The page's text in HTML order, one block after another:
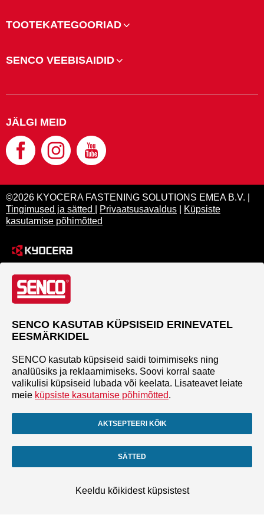
TOOTEKATEGOORIAD
SENCO VEEBISAIDID
JÄLGI MEID
©2026 KYOCERA FASTENING SOLUTIONS EMEA B.V. |
Tingimused ja sätted
Privaatsusavaldus
Küpsiste
kasutamise põhimõtted
SENCO KASUTAB KÜPSISEID ERINEVATEL
EESMÄRKIDEL
SENCO kasutab küpsiseid saidi toimimiseks ning
analüüsiks ja reklaamimiseks. Soovi korral saate
valikulisi küpsiseid lubada või keelata. Lisateavet leiate
meie küpsiste kasutamise põhimõtted.
AKTSEPTEERI KÕIK
SÄTTED
Keeldu kõikidest küpsistest